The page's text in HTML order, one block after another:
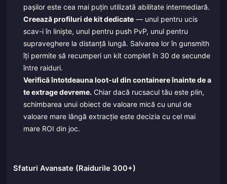
pașilor este cea mai puțin utilizată abilitate intermediară.
Creează profiluri de kit dedicate— unul pentru ucis
scav-i în liniște, unul pentru push PvP, unul pentru
supraveghere la distanță lungă. Salvarea lor în gunsmith
îți permite să recumperi un kit complet în 30 de secunde
între raiduri.
Verifică întotdeauna loot-ul din containere înainte de a
te extrage devreme. Chiar dacă rucsacul tău este plin,
schimbarea unui obiect de valoare mică cu unul de
valoare mare lângă extracție este decizia cu cel mai
mare ROI din joc.
Sfaturi Avansate (Raidurile 300+)